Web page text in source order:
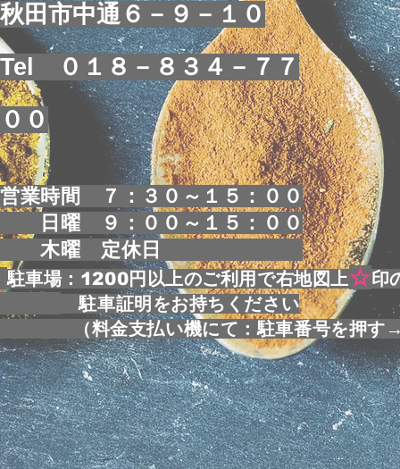
秋田市中通６－９－１０
​Tel ０１８－８３４－７７
００
営業時間 ７：３０～１５：００
日曜 ９：００～１５：００
木曜 定休日
駐車場：1200円以上のご利用で右地図上☆印
駐車証明をお持ちください
（料金支払い機にて：駐車番号を押す→